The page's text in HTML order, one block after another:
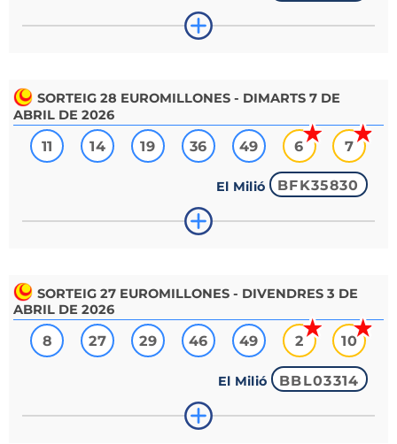
SORTEIG 28 EUROMILLONES - DIMARTS 7 DE
ABRIL DE 2026
11 14 19 36 49 6 7
El Milió BFK35830
SORTEIG 27 EUROMILLONES - DIVENDRES 3 DE
ABRIL DE 2026
8 27 29 46 49 2 10
El Milió BBL03314